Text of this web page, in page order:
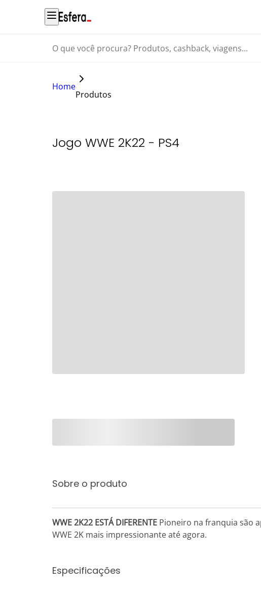
O que você procura? Produtos, cashback, viagens...
Home
Produtos
Jogo WWE 2K22 - PS4
Sobre o produto
WWE 2K22 ESTÁ DIFERENTE Pioneiro na franquia são
WWE 2K mais impressionante até agora.
Especificações